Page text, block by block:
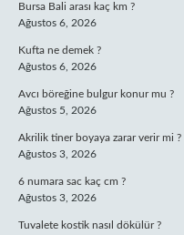
Bursa Bali arası kaç km ?
Ağustos 6, 2026
Kufta ne demek ?
Ağustos 6, 2026
Avcı böreğine bulgur konur mu ?
Ağustos 5, 2026
Akrilik tiner boyaya zarar verir mi ?
Ağustos 3, 2026
6 numara sac kaç cm ?
Ağustos 3, 2026
Tuvalete kostik nasıl dökülür ?